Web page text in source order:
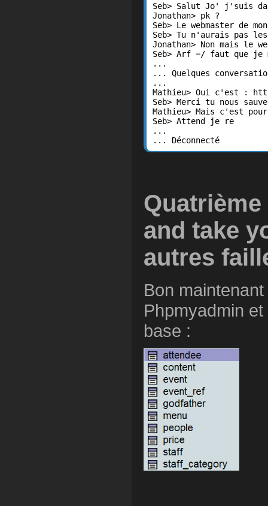
Seb> Salut Jo' j'suis
Jonathan> pk ?
Seb> Le webmaster
Seb> Tu n'aurais pas
Jonathan> Non mais le
Seb> Arf =/ faut que je
...
... Quelques
...
Mathieu> Oui c'est :
Seb> Merci tu nous
Mathieu> Mais c'est
Seb> Attend je re
...
... Déconnecté
and take
autres
Bon
Phpmyadmin
base :